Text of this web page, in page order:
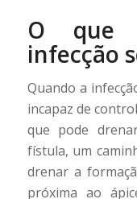
O que
infecção
Quando a
incapaz de
que pode
fístula, um
drenar a
próxima ao